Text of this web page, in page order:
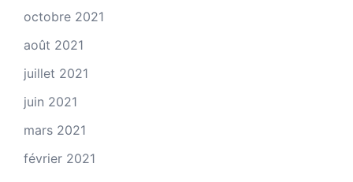
octobre 2021
août 2021
juillet 2021
juin 2021
mars 2021
février 2021